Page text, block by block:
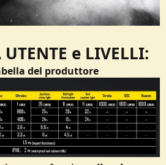
UTENTE e LIVELLI:
del produttore